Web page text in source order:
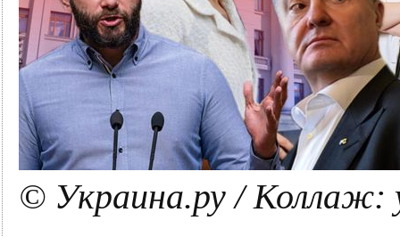
© Украина.ру / Коллаж: